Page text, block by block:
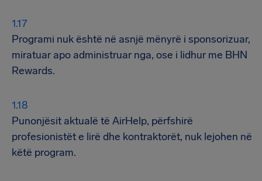
Programi nuk është në asnjë mënyrë i sponsorizuar,
miratuar apo administruar nga, ose i lidhur me BHN
Rewards.
Punonjësit aktualë të AirHelp, përfshirë
profesionistët e lirë dhe kontraktorët, nuk lejohen në
këtë program.